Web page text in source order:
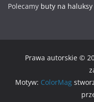
Polecamy buty na haluksy
Prawa autorskie ©
Motyw: ColorMag